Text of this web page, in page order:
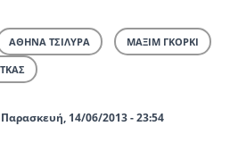
ΑΘΗΝΑ ΤΣΙΛΥΡΑ ΜΑΞΙΜ ΓΚΟΡΚΙ
14/06/2013 - 23:54